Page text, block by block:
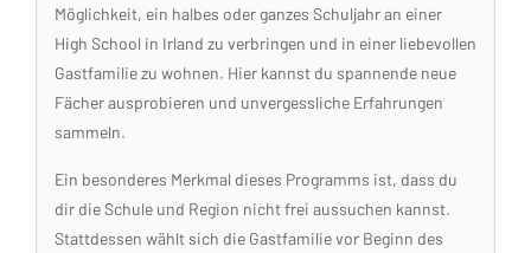
Möglichkeit, ein halbes oder ganzes Schuljahr an einer
High School in Irland zu verbringen und in einer liebevollen
Gastfamilie zu wohnen. Hier kannst du spannende neue
Fächer ausprobieren und unvergessliche Erfahrungen
sammeln.
Ein besonderes Merkmal dieses Programms ist, dass du
dir die Schule und Region nicht frei aussuchen kannst.
Stattdessen wählt sich die Gastfamilie vor Beginn des